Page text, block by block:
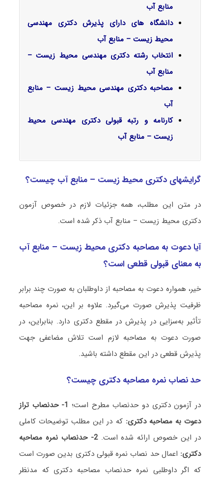
منابع آب
دانشگاه های دارای پذیرش دکتری مهندسی
محیط زیست – منابع آب
انتخاب رشته دکتری مهندسی محیط زیست –
منابع آب
مصاحبه دکتری مهندسی محیط زیست – منابع
آب
کارنامه و رتبه قبولی دکتری مهندسی محیط
زیست – منابع آب
گرایشهای دکتری محیط زیست – منابع آب چیست؟
در متن این مطلب، همه جزئیات لازم در خصوص آزمون
دکتری محیط زیست – منابع آب ذکر شده است.
آیا دعوت به مصاحبه دکتری محیط زیست – منابع آب
به معنای قبولی قطعی است؟
خیر، همواره دعوت به مصاحبه از داوطلبان به صورت چند برابر
ظرفیت پذیرش صورت می‌گیرد. علاوه بر این، نمره مصاحبه
تأثیر به‌سزایی در پذیرش در مقطع دکتری دارد. بنابراین، در
صورت دعوت به مصاحبه لازم است تلاش مضاعفی جهت
پذیرش قطعی در این مقطع داشته باشید.
حد نصاب نمره مصاحبه دکتری چیست؟
در آزمون دکتری دو حدنصاب مطرح است؛
1- حدنصاب تراز
دعوت به مصاحبه دکتری: که در این مطلب توضیحات کاملی
در این خصوص ارائه شده است. 2- حدنصاب نمره مصاحبه
دکتری: اعمال حد نصاب نمره قبولی دکتری بدین صورت است
که اگر داوطلبی نمره حدنصاب مصاحبه دکتری که مدنظر